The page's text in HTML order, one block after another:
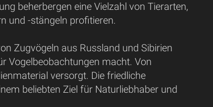
beherbergen eine Vielzahl von Tierarten,
und -stängeln profitieren.
Zugvögeln aus Russland und Sibirien
Vogelbeobachtungen macht. Von
versorgt. Die friedliche
beliebten Ziel für Naturliebhaber und